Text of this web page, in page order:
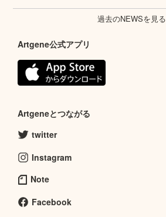
過去のNEWSを見る
Artgene公式アプリ
Artgeneとつながる
twitter
Instagram
Note
Facebook